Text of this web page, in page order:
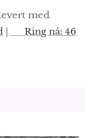
med
📞 Ring nå: 46